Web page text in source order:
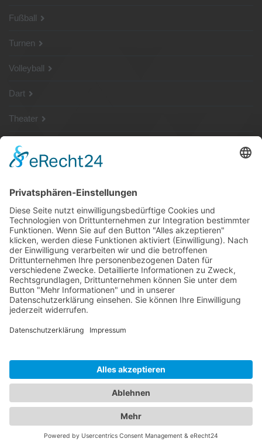
Fußball
Turnen
Volleyball
Dart
Theater
SG Shop
Sponsoren
Kontakt
Social Media
Rechtliches
Copyright · Sportverein Ennetach e.V.